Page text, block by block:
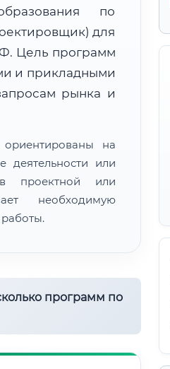
по
для
Цель программ
и прикладными
рынка и
на
деятельности или
проектной или
необходимую
программ по